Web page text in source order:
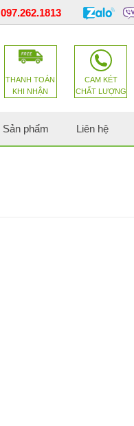
097.262.1813
THANH TOÁN
KHI NHẬN
CAM KÉT
CHẤT LƯỢNG
Sản phẩm Liên hệ